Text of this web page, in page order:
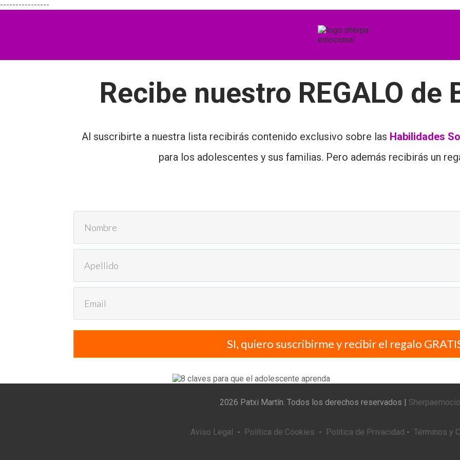
----------------
Recibe nuestro REGALO de
Al suscribirte a nuestra lista recibirás contenido exclusivo sobre las Habilidades
para los adolescentes y sus familias. Pero además recibirás un
SI, quiero suscribirme y recibir el regalo
2026 Patxi Martín. Todos los derechos reservados |
Aviso Legal - Política de Cookies - Política de Privacidad - Términos y